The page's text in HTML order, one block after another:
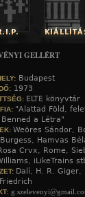
GELLÉRT
Budapest
1973
ELTE könyvtár
"Alattad Föld,
a Létra"
Weöres Sándor,
Hamvas
Crvx, Rome,
iLikeTrains
Dalí, H. R. Giger,